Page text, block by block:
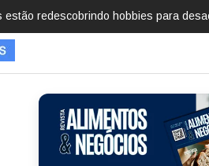
em 2025, diz Anuário de Segurança